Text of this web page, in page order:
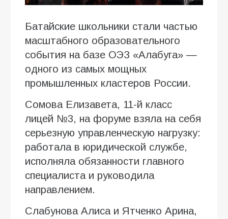
Батайские школьники стали частью
масштабного образовательного
события на базе ОЭЗ «Алабуга» —
одного из самых мощных
промышленных кластеров России.
Сомова Елизавета, 11-й класс
лицей №3, на форуме взяла на себя
серьезную управленческую нагрузку:
работала в юридической службе,
исполняла обязанности главного
специалиста и руководила
направлением.
Слабунова Алиса и Ятченко Арина,